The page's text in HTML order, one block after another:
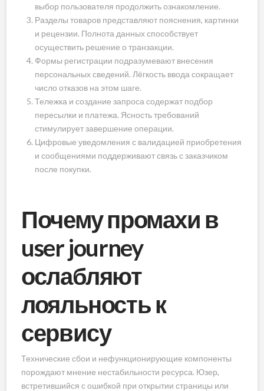
выбор пользователя продолжить ознакомление.
Разделы товаров представляют пояснения, картинки
и рецензии. Полнота данных способствует
осуществить решение о транзакции.
Формы регистрации подразумевают внесения
персональных сведений. Лёгкость ввода сокращает
число отказов на этом шаге.
Тележка и создание запроса содержат подбор
пересылки и платежа. Ясность требований
стимулирует завершение операции.
Цифровые уведомления с валидацией приобретения
и сообщениями поддерживают связь с заказчиком
после покупки.
Почему промахи в
user journey
ослабляют
лояльность к
сервису
Технические сбои и нефункционирующие компоненты
порождают мнение нестабильности ресурса. Юзер,
встретившийся с ошибкой при открытии страницы или